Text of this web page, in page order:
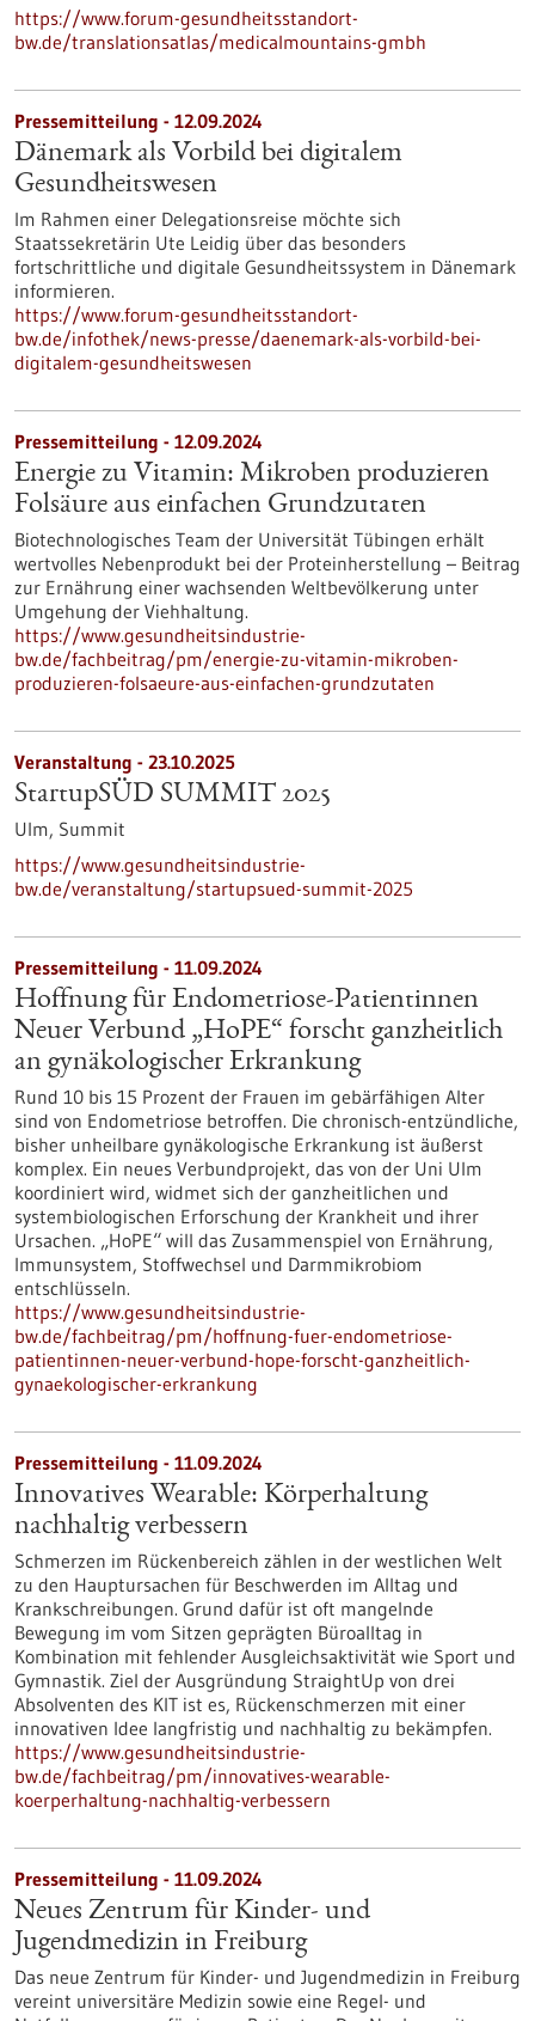
https://www.forum-gesundheitsstandort-
bw.de/translationsatlas/medicalmountains-gmbh
Pressemitteilung - 12.09.2024
Dänemark als Vorbild bei digitalem
Gesundheitswesen
Im Rahmen einer Delegationsreise möchte sich
Staatssekretärin Ute Leidig über das besonders
fortschrittliche und digitale Gesundheitssystem in Dänemark
informieren.
https://www.forum-gesundheitsstandort-
bw.de/infothek/news-presse/daenemark-als-vorbild-bei-
digitalem-gesundheitswesen
Pressemitteilung - 12.09.2024
Energie zu Vitamin: Mikroben produzieren
Folsäure aus einfachen Grundzutaten
Biotechnologisches Team der Universität Tübingen erhält
wertvolles Nebenprodukt bei der Proteinherstellung – Beitrag
zur Ernährung einer wachsenden Weltbevölkerung unter
Umgehung der Viehhaltung.
https://www.gesundheitsindustrie-
bw.de/fachbeitrag/pm/energie-zu-vitamin-mikroben-
produzieren-folsaeure-aus-einfachen-grundzutaten
Veranstaltung - 23.10.2025
StartupSÜD SUMMIT 2025
Ulm, Summit
https://www.gesundheitsindustrie-
bw.de/veranstaltung/startupsued-summit-2025
Pressemitteilung - 11.09.2024
Hoffnung für Endometriose-Patientinnen
Neuer Verbund „HoPE“ forscht ganzheitlich
an gynäkologischer Erkrankung
Rund 10 bis 15 Prozent der Frauen im gebärfähigen Alter
sind von Endometriose betroffen. Die chronisch-entzündliche,
bisher unheilbare gynäkologische Erkrankung ist äußerst
komplex. Ein neues Verbundprojekt, das von der Uni Ulm
koordiniert wird, widmet sich der ganzheitlichen und
systembiologischen Erforschung der Krankheit und ihrer
Ursachen. „HoPE“ will das Zusammenspiel von Ernährung,
Immunsystem, Stoffwechsel und Darmmikrobiom
entschlüsseln.
https://www.gesundheitsindustrie-
bw.de/fachbeitrag/pm/hoffnung-fuer-endometriose-
patientinnen-neuer-verbund-hope-forscht-ganzheitlich-
gynaekologischer-erkrankung
Pressemitteilung - 11.09.2024
Innovatives Wearable: Körperhaltung
nachhaltig verbessern
Schmerzen im Rückenbereich zählen in der westlichen Welt
zu den Hauptursachen für Beschwerden im Alltag und
Krankschreibungen. Grund dafür ist oft mangelnde
Bewegung im vom Sitzen geprägten Büroalltag in
Kombination mit fehlender Ausgleichsaktivität wie Sport und
Gymnastik. Ziel der Ausgründung StraightUp von drei
Absolventen des KIT ist es, Rückenschmerzen mit einer
innovativen Idee langfristig und nachhaltig zu bekämpfen.
https://www.gesundheitsindustrie-
bw.de/fachbeitrag/pm/innovatives-wearable-
koerperhaltung-nachhaltig-verbessern
Pressemitteilung - 11.09.2024
Neues Zentrum für Kinder- und
Jugendmedizin in Freiburg
Das neue Zentrum für Kinder- und Jugendmedizin in Freiburg
vereint universitäre Medizin sowie eine Regel- und